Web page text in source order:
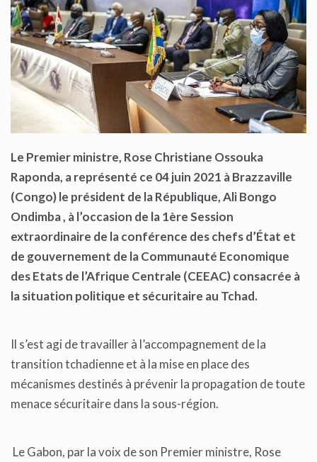
Le Premier ministre, Rose Christiane Ossouka
Raponda, a représenté ce 04 juin 2021 à Brazzaville
(Congo) le président de la République, Ali Bongo
Ondimba , à l’occasion de la 1ère Session
extraordinaire de la conférence des chefs d’État et
de gouvernement de la Communauté Economique
des Etats de l’Afrique Centrale (CEEAC) consacrée à
la situation politique et sécuritaire au Tchad.
Il s’est agi de travailler à l’accompagnement de la
transition tchadienne et à la mise en place des
mécanismes destinés à prévenir la propagation de toute
menace sécuritaire dans la sous-région.
Le Gabon, par la voix de son Premier ministre, Rose